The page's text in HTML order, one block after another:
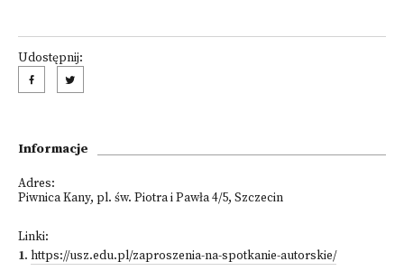
Udostępnij:
Informacje
Adres:
Piwnica Kany, pl. św. Piotra i Pawła 4/5, Szczecin
Linki:
1. https://usz.edu.pl/zaproszenia-na-spotkanie-autorskie/